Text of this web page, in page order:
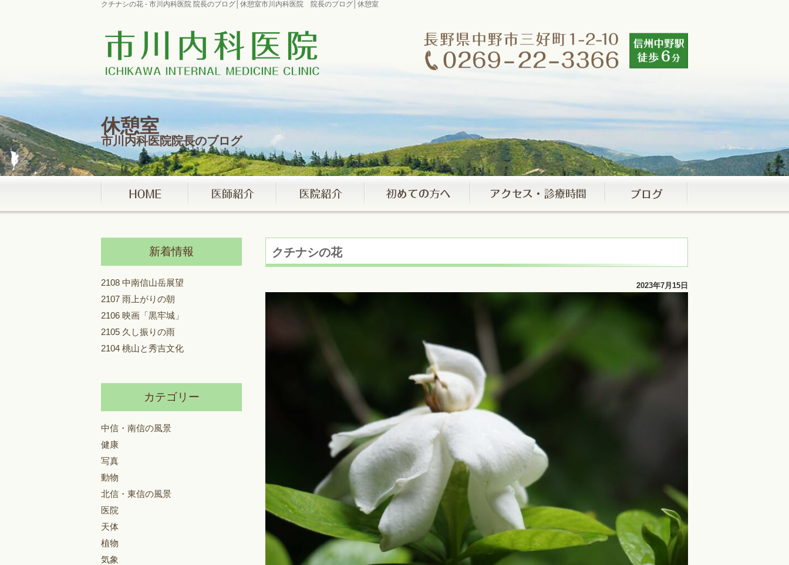
クチナシの花 - 市川内科医院 院長のブログ│休憩室市川内科医院 院長のブログ│休憩室
休憩室
市川内科医院院長のブログ
クチナシの花
2023年7月15日
新着情報
2108 中南信山岳展望
2107 雨上がりの朝
2106 映画「黒牢城」
2105 久し振りの雨
2104 桃山と秀吉文化
カテゴリー
中信・南信の風景
健康
写真
動物
北信・東信の風景
医院
天体
植物
気象